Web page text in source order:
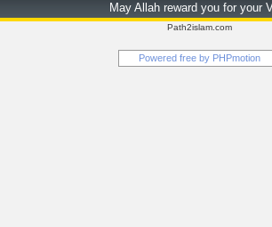
Views: 440706
لبابة بنت ال�...
Rating: 0
May Allah reward you for your
Path2islam.com
Powered free by PHPmotion